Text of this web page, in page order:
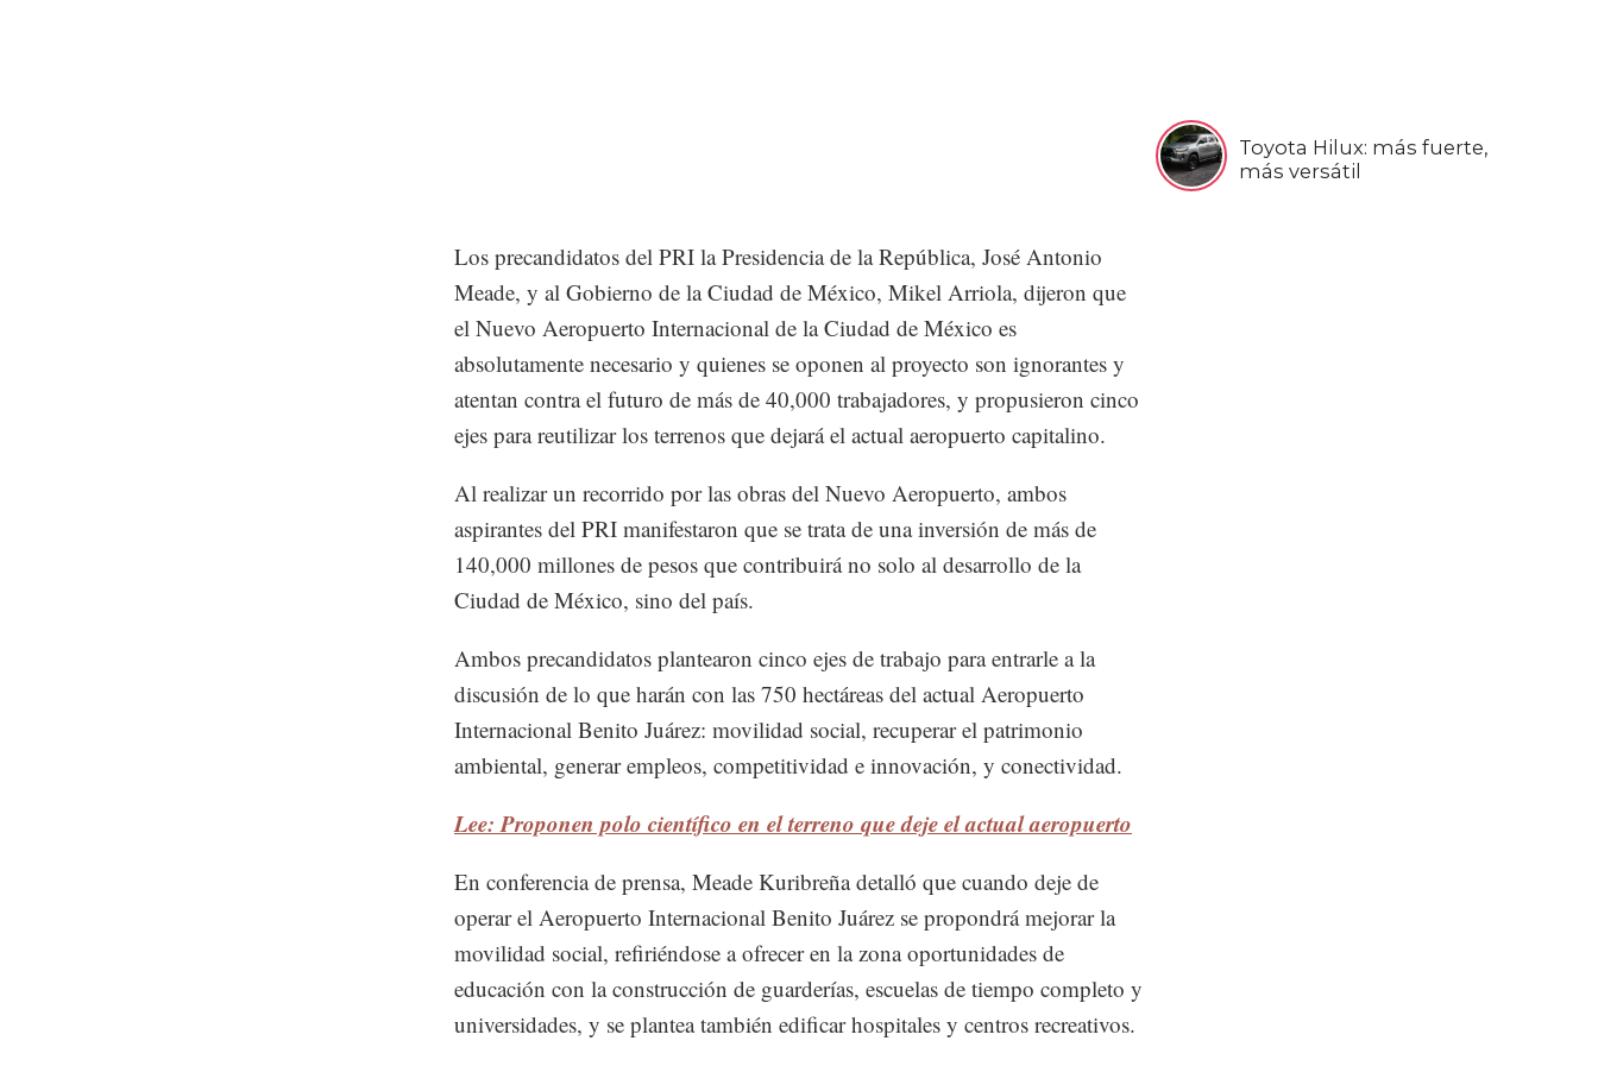
Toyota Hilux: más fuerte,
más versátil
Los precandidatos del PRI la Presidencia de la República, José Antonio
Meade, y al Gobierno de la Ciudad de México, Mikel Arriola, dijeron que
el Nuevo Aeropuerto Internacional de la Ciudad de México es
absolutamente necesario y quienes se oponen al proyecto son ignorantes y
atentan contra el futuro de más de 40,000 trabajadores, y propusieron cinco
ejes para reutilizar los terrenos que dejará el actual aeropuerto capitalino.
Al realizar un recorrido por las obras del Nuevo Aeropuerto, ambos
aspirantes del PRI manifestaron que se trata de una inversión de más de
140,000 millones de pesos que contribuirá no solo al desarrollo de la
Ciudad de México, sino del país.
Ambos precandidatos plantearon cinco ejes de trabajo para entrarle a la
discusión de lo que harán con las 750 hectáreas del actual Aeropuerto
Internacional Benito Juárez: movilidad social, recuperar el patrimonio
ambiental, generar empleos, competitividad e innovación, y conectividad.
Lee: Proponen polo científico en el terreno que deje el actual aeropuerto
En conferencia de prensa, Meade Kuribreña detalló que cuando deje de
operar el Aeropuerto Internacional Benito Juárez se propondrá mejorar la
movilidad social, refiriéndose a ofrecer en la zona oportunidades de
educación con la construcción de guarderías, escuelas de tiempo completo y
universidades, y se plantea también edificar hospitales y centros recreativos.